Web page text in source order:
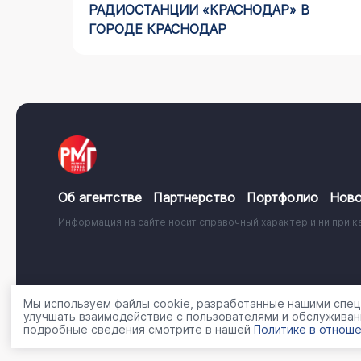
РАДИОСТАНЦИИ «КРАСНОДАР» В
ГОРОДЕ КРАСНОДАР
Об агентстве Партнерство Портфолио
Информация на сайте носит справочный характер и ни при
© 2001 - 2026, ООО «Регион Медиа Групп» Политика
Мы используем файлы cookie, разработанные нашими
улучшать взаимодействие с пользователями и
подробные сведения смотрите в нашей Политике в